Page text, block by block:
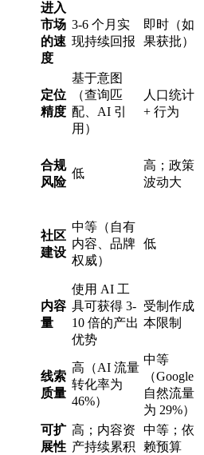
进入
市场
的速
度
3-6 个月实
现持续回报
即时（如
果获批）
定位
精度
基于意图
（查询匹
配、AI 引
用）
人口统计
+ 行为
合规
风险
低
高；政策
波动大
社区
建设
中等（自有
内容、品牌
权威）
低
内容
量
使用 AI 工
具可获得 3-
10 倍的产出
优势
受制作成
本限制
线索
质量
高（AI 流量
转化率为
46%）
中等
（Google
自然流量
为 29%）
可扩
展性
高；内容资
产持续累积
中等；依
赖预算